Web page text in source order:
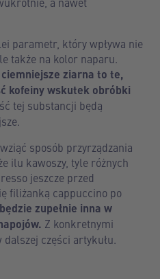
parametr, który wpływa nie
także na kolor naparu.
ziarna to te,
kofeiny wskutek obróbki
tej substancji będą
sposób przyrządzania
ilu kawoszy, tyle różnych
jeszcze przed
filiżanką cappuccino po
zupełnie inna w
Z konkretnymi
części artykułu.